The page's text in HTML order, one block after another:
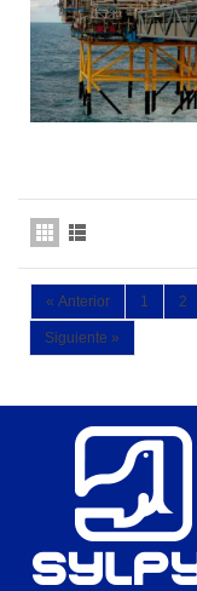
« Anterior 1 2
Siguiente »